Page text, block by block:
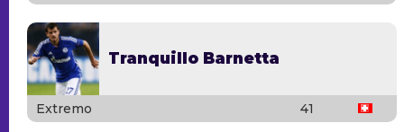
Tranquillo Barnetta
Extremo 41